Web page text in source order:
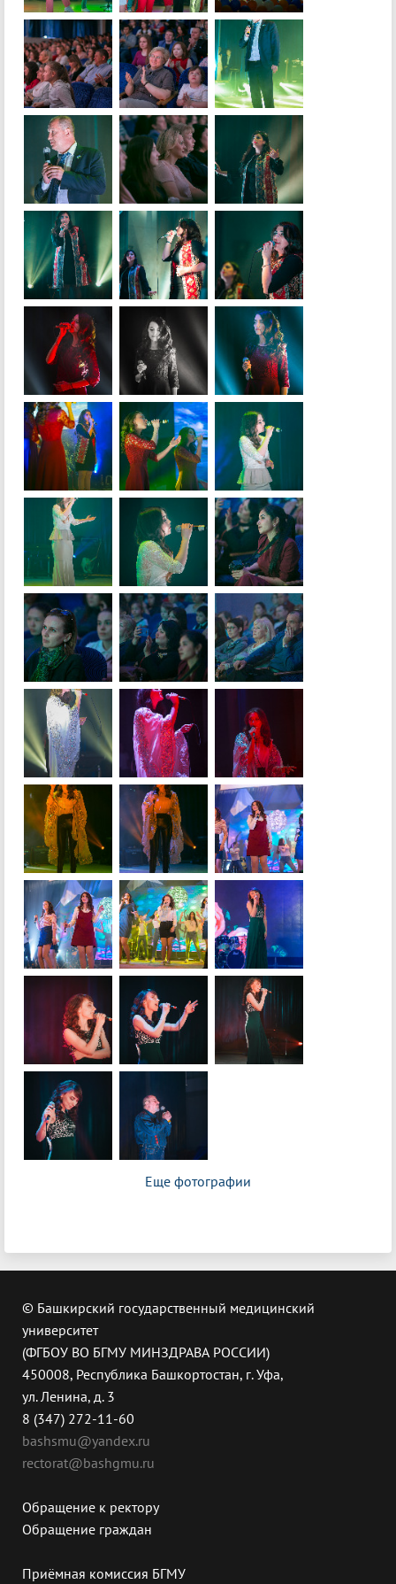
Еще фотографии
© Башкирский государственный медицинский
университет
(ФГБОУ ВО БГМУ МИНЗДРАВА РОССИИ)
450008, Республика Башкортостан, г. Уфа,
ул. Ленина, д. 3
8 (347) 272-11-60
bashsmu@yandex.ru
rectorat@bashgmu.ru
Обращение к ректору
Обращение граждан
Приёмная комиссия БГМУ